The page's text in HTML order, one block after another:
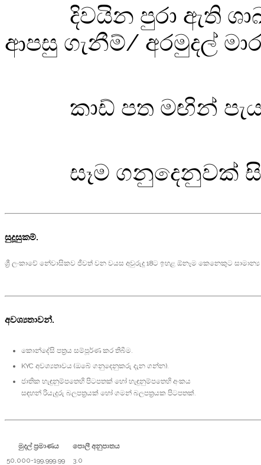
දිවයින පුරා ඇති
ආපසු ගැනීම්/ අරමුදල්
කාඩ් පත මඟින්
සෑම ගනුදෙනුවක්
සුදූසුකම්.
ශ්‍රී ලංකාවේ නේවාසිකව ජීවත් වන වයස අවුරුදූ 18ට ඉහළ ඕනෑම කෙනෙකුට
අවශ්‍යතාවන්.
කොන්දේසි පත්‍රය සම්පූර්ණ කර තිබීම.
KYC අවශ්‍යතාවය (ඔබේ ගනුදෙනුකරු දැන ගන්න).
ජාතික හැඳුනුම්පතෙහි පිටපතක් හෝ හැඳුනුම්පතෙහි අංකය
සඳහන් රියැදූරු බලපත්‍රයක් හෝ ගමන් බලපත්‍රයක පිටපතක්.
මුදල් ප්‍රමාණය
පොලී අනුපාතය
50,000-199,999.99
3.0